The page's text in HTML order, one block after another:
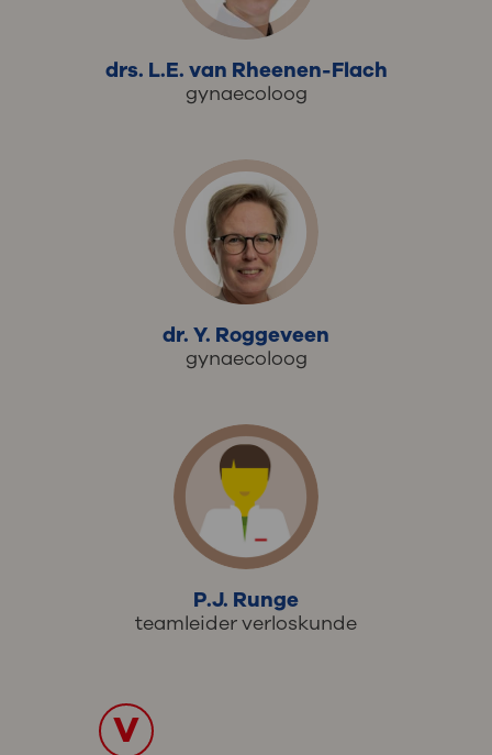
drs. L.E. van Rheenen-Flach
gynaecoloog
dr. Y. Roggeveen
gynaecoloog
P.J. Runge
teamleider verloskunde
V